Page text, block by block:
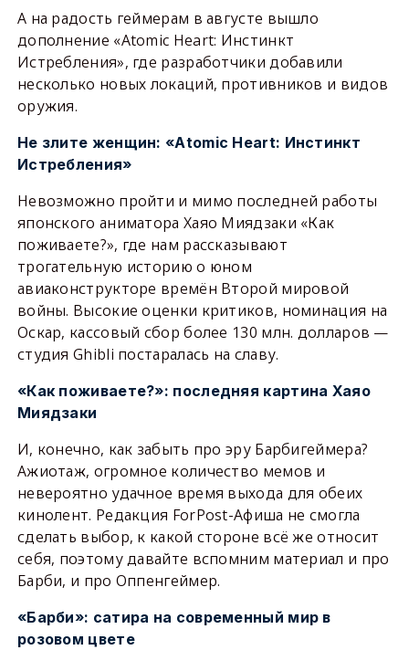
А на радость геймерам в августе вышло
дополнение «Atomic Heart: Инстинкт
Истребления», где разработчики добавили
несколько новых локаций, противников и видов
оружия.
Не злите женщин: «Atomic Heart: Инстинкт
Истребления»
Невозможно пройти и мимо последней работы
японского аниматора Хаяо Миядзаки «Как
поживаете?», где нам рассказывают
трогательную историю о юном
авиаконструкторе времён Второй мировой
войны. Высокие оценки критиков, номинация на
Оскар, кассовый сбор более 130 млн. долларов —
студия Ghibli постаралась на славу.
«Как поживаете?»: последняя картина Хаяо
Миядзаки
И, конечно, как забыть про эру Барбигеймера?
Ажиотаж, огромное количество мемов и
невероятно удачное время выхода для обеих
кинолент. Редакция ForPost-Афиша не смогла
сделать выбор, к какой стороне всё же относит
себя, поэтому давайте вспомним материал и про
Барби, и про Оппенгеймер.
«Барби»: сатира на современный мир в
розовом цвете